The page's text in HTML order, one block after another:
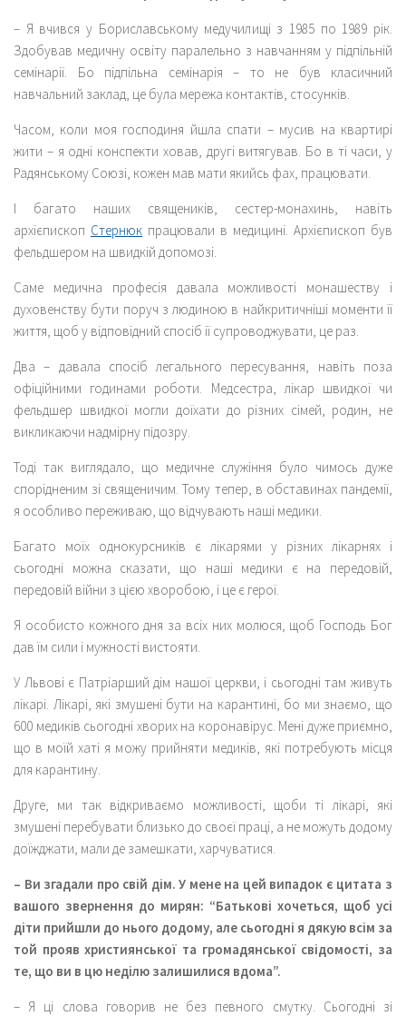
– Я вчився у Бориславському медучилищі з 1985 по 1989 рік.
Здобував медичну освіту паралельно з навчанням у підпільній
семінарії. Бо підпільна семінарія – то не був класичний
навчальний заклад, це була мережа контактів, стосунків.
Часом, коли моя господиня йшла спати – мусив на квартирі
жити – я одні конспекти ховав, другі витягував. Бо в ті часи, у
Радянському Союзі, кожен мав мати якийсь фах, працювати.
І багато наших священиків, сестер-монахинь, навіть
архієпископ Стернюк працювали в медицині. Архієпископ був
фельдшером на швидкій допомозі.
Саме медична професія давала можливості монашеству і
духовенству бути поруч з людиною в найкритичніші моменти її
життя, щоб у відповідний спосіб її супроводжувати, це раз.
Два – давала спосіб легального пересування, навіть поза
офіційними годинами роботи. Медсестра, лікар швидкої чи
фельдшер швидкої могли доїхати до різних сімей, родин, не
викликаючи надмірну підозру.
Тоді так виглядало, що медичне служіння було чимось дуже
спорідненим зі священичим. Тому тепер, в обставинах пандемії,
я особливо переживаю, що відчувають наші медики.
Багато моїх однокурсників є лікарями у різних лікарнях і
сьогодні можна сказати, що наші медики є на передовій,
передовій війни з цією хворобою, і це є герої.
Я особисто кожного дня за всіх них молюся, щоб Господь Бог
дав їм сили і мужності вистояти.
У Львові є Патріарший дім нашої церкви, і сьогодні там живуть
лікарі. Лікарі, які змушені бути на карантині, бо ми знаємо, що
600 медиків сьогодні хворих на коронавірус. Мені дуже приємно,
що в моїй хаті я можу прийняти медиків, які потребують місця
для карантину.
Друге, ми так відкриваємо можливості, щоби ті лікарі, які
змушені перебувати близько до своєї праці, а не можуть додому
доїжджати, мали де замешкати, харчуватися.
– Ви згадали про свій дім. У мене на цей випадок є цитата з
вашого звернення до мирян: “Батькові хочеться, щоб усі
діти прийшли до нього додому, але сьогодні я дякую всім за
той прояв християнської та громадянської свідомості, за
те, що ви в цю неділю залишилися вдома”.
– Я ці слова говорив не без певного смутку. Сьогодні зі